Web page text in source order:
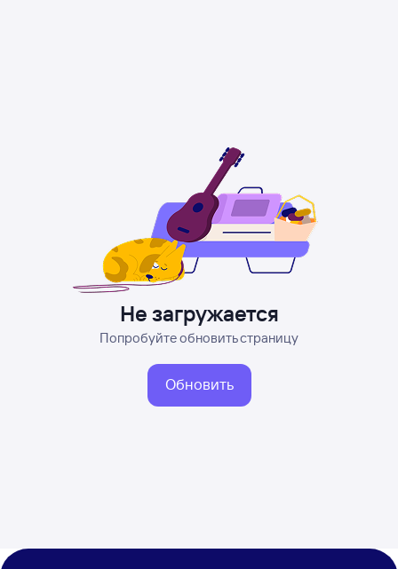
Не загружается
Попробуйте обновить страницу
Обновить